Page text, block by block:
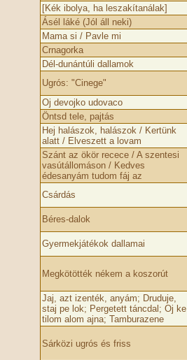
[Kék ibolya, ha leszakítanálak]
Ásél láké (Jól áll neki)
Mama si / Pavle mi
Crnagorka
Dél-dunántúli dallamok
Ugrós: "Cinege"
Oj devojko udovaco
Öntsd tele, pajtás
Hej halászok, halászok / Kertünk
alatt / Elveszett a lovam
Szánt az ökör recece / A szentesi
vasútállomáson / Kedves
édesanyám tudom fáj az
Csárdás
Béres-dalok
Gyermekjátékok dallamai
Megkötötték nékem a koszorút
Jaj, azt izenték, anyám; Druduje,
staj pe lok; Pergetett táncdal; Oj ke
tilom alom ajna; Tamburazene
Sárközi ugrós és friss